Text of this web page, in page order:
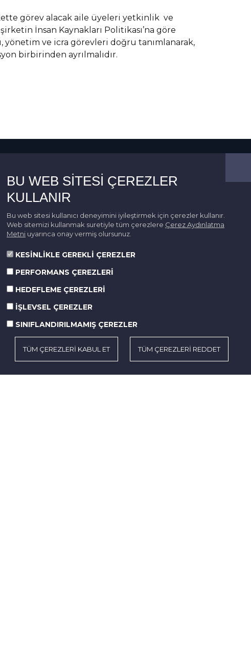
görev alacak aile üyeleri yetkinlik ve
İnsan Kaynakları Politikası’na göre
yönetim ve icra görevleri doğru tanımlanarak,
birbirinden ayrılmalıdır.
BU WEB SITESI ÇEREZLER
KULLANIR
Bu web sitesi kullanıcı deneyimini iyileştirmek için çerezler kullanır.
Web sitemizi kullanmak suretiyle tüm çerezlere Çerez Aydınlatma
Metni uyarınca onay vermiş olursunuz.
KESİNLİKLE GEREKLİ ÇEREZLER
PERFORMANS ÇEREZLERİ
HEDEFLEME ÇEREZLERİ
İŞLEVSEL ÇEREZLER
SINIFLANDIRILMAMIŞ ÇEREZLER
TÜM ÇEREZLERİ KABUL ET TÜM ÇEREZLERİ REDDET